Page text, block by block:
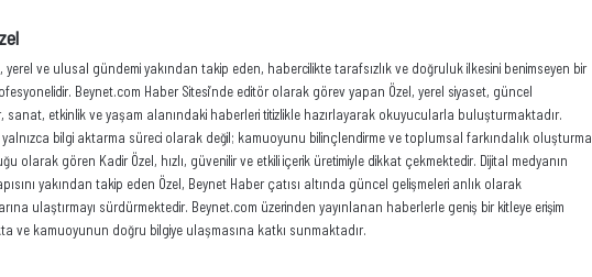
yerel ve ulusal gündemi yakından takip eden, habercilikte tarafsızlık ve doğruluk ilkesini benimseyen bir
Beynet.com Haber Sitesi’nde editör olarak görev yapan Özel, yerel siyaset, güncel
sanat, etkinlik ve yaşam alanındaki haberleri titizlikle hazırlayarak okuyucularla buluşturmaktadır.
yalnızca bilgi aktarma süreci olarak değil; kamuoyunu bilinçlendirme ve toplumsal farkındalık oluşturma
olarak gören Kadir Özel, hızlı, güvenilir ve etkili içerik üretimiyle dikkat çekmektedir. Dijital medyanın
yakından takip eden Özel, Beynet Haber çatısı altında güncel gelişmeleri anlık olarak
ulaştırmayı sürdürmektedir. Beynet.com üzerinden yayınlanan haberlerle geniş bir kitleye erişim
ve kamuoyunun doğru bilgiye ulaşmasına katkı sunmaktadır.